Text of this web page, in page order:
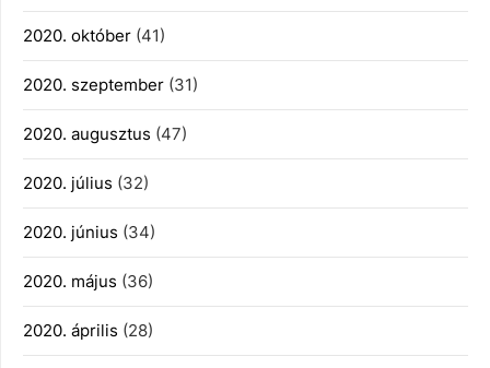
2020. október (41)
2020. szeptember (31)
2020. augusztus (47)
2020. július (32)
2020. június (34)
2020. május (36)
2020. április (28)